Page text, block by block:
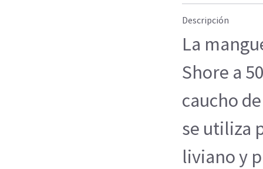
Descripción
La
Shore a
caucho
se utiliza
liviano y